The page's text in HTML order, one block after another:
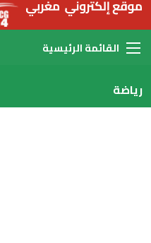
القائمة
رياضة